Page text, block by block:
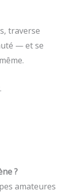
traverse
— et se
?
amateures